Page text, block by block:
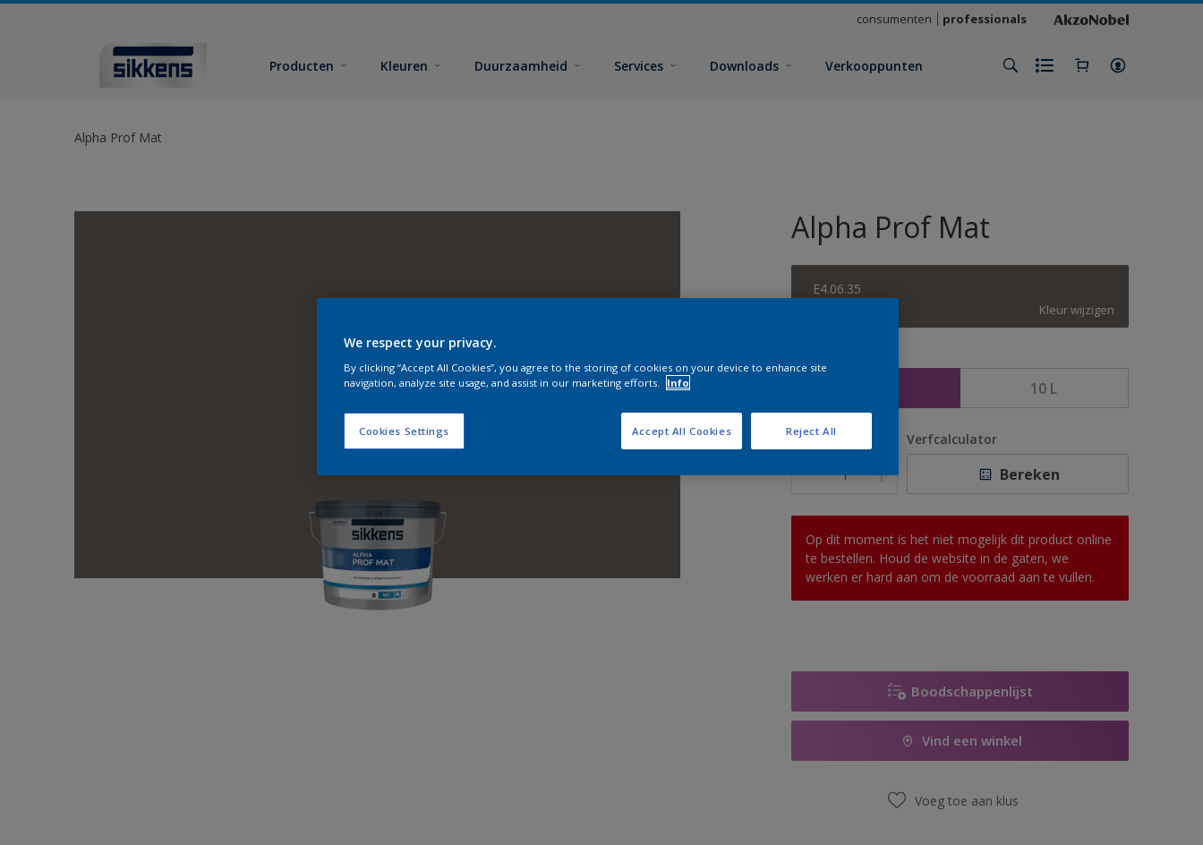
consumenten professionals
Producten Kleuren Duurzaamheid Services Downloads Verkooppunten
Alpha Prof Mat
Alpha Prof Mat
E4.06.35
Kleur wijzigen
10 L
Aantal Verfcalculator
Bereken
Op dit moment is het niet mogelijk dit product online
te bestellen. Houd de website in de gaten, we
werken er hard aan om de voorraad aan te vullen.
Boodschappenlijst
Vind een winkel
Voeg toe aan klus
We respect your privacy.
By clicking “Accept All Cookies”, you agree to the storing of cookies on your device to enhance site
navigation, analyze site usage, and assist in our marketing efforts.
Info
Cookies Settings Reject All
Accept All Cookies